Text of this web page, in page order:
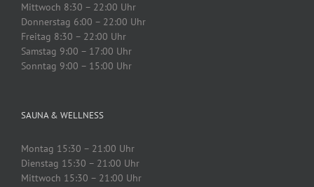
Mittwoch 8:30 – 22:00 Uhr
Donnerstag 6:00 – 22:00 Uhr
Freitag 8:30 – 22:00 Uhr
Samstag 9:00 – 17:00 Uhr
Sonntag 9:00 – 15:00 Uhr
SAUNA & WELLNESS
Montag 15:30 – 21:00 Uhr
Dienstag 15:30 – 21:00 Uhr
Mittwoch 15:30 – 21:00 Uhr